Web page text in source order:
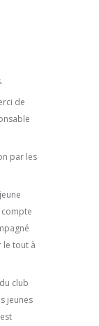
de
par les
le tout à
club
jeunes